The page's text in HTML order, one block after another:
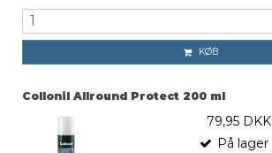
KØB
Collonil Allround Protect 200 ml
79,95 DKK
På lager